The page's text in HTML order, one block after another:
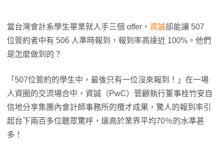
當台灣會計系學生畢業就人手三個 offer， 資誠卻能讓 507
位簽約者中有 506 人準時報到，報到率高達近 100%。他們
是怎麼做到的？
「507位簽約的學生中，最後只有一位沒來報到！」在一場
人資圈的交流場合中，資誠（PwC）管顧執行董事桂竹安自
信地分享集團內會計師事務所的攬才成果，驚人的報到率引
起台下兩百多位聽眾驚呼，遠高於業界平均70％的水準甚
多！